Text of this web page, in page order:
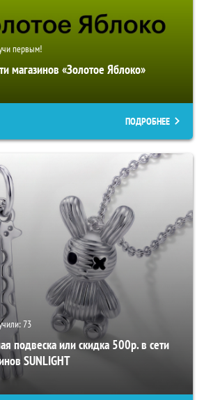
первым!
магазинов «Золотое Яблоко»
ПОДРОБНЕЕ
73
подвеска или скидка 500р. в сети
SUNLIGHT